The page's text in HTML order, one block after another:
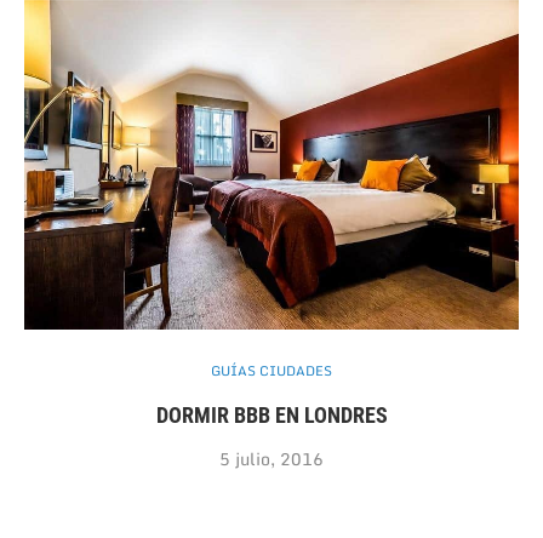
GUÍAS CIUDADES
DORMIR BBB EN LONDRES
5 julio, 2016